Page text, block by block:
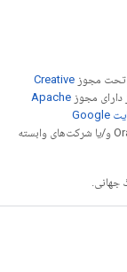
تحت مجوز Creative
دارای مجوز Apache
خطمشی‌های سایت Google
مراجعه کنید. جاوا علامت تجاری ثبت‌شده Oracle و/یا شرکت‌های وابسته